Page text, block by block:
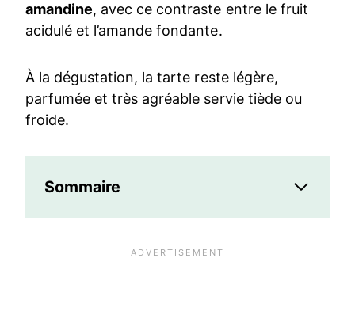
amandine, avec ce contraste entre le fruit
acidulé et l’amande fondante.
À la dégustation, la tarte reste légère,
parfumée et très agréable servie tiède ou
froide.
Sommaire